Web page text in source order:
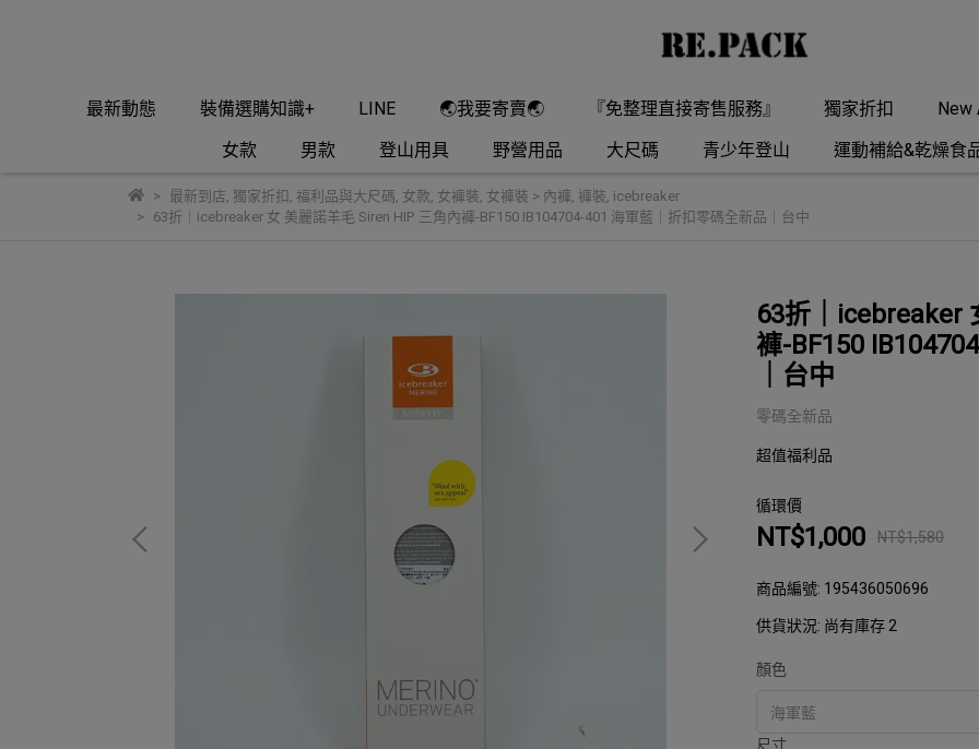
最新動態 裝備選購知識+ LINE 🌏我要寄賣🌏 『免整理直接寄售服務』 獨家折扣
New
女款
男款 登山用具 野營用品 大尺碼 青少年登山 運動補給&乾燥食
最新到店, 獨家折扣, 福利品與大尺碼, 女款, 女褲裝, 女褲裝 > 內褲, 褲裝, icebreaker
63折｜icebreaker 女 美麗諾羊毛 Siren HIP 三角內褲-BF150 IB104704-401 海軍藍｜折扣零碼全新品｜台中
63折｜icebreaker
褲-BF150
｜台中
零碼全新品
超值福利品
循環價
NT$1,000 NT$1,580
商品編號: 195436050696
供貨狀況: 尚有庫存 2
顏色